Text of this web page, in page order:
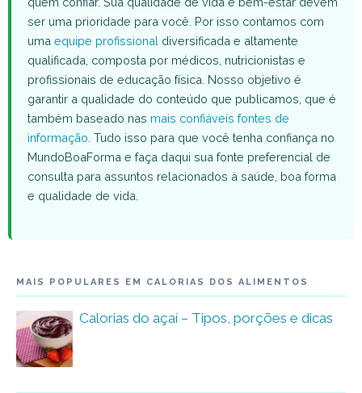
ser uma prioridade para você. Por isso contamos com
uma equipe profissional diversificada e altamente
qualificada, composta por médicos, nutricionistas e
profissionais de educação física. Nosso objetivo é
garantir a qualidade do conteúdo que publicamos, que é
também baseado nas mais confiáveis fontes de
informação . Tudo isso para que você tenha confiança no
MundoBoaForma e faça daqui sua fonte preferencial de
consulta para assuntos relacionados à saúde, boa forma
e qualidade de vida.
MAIS POPULARES EM CALORIAS DOS ALIMENTOS
Calorias do açaí – Tipos, porções e dicas